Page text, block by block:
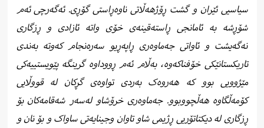
سیاسیی ئێران و گشت ڕۆژهەڵاتی ناوەڕاستی گۆڕی. ئەگەرچی ئەم
شۆڕشە بە ئامانجی ڕاستەقینەی خۆی واتە ئازادی و ڕزگاری
نەگەیشت و ئاواتی جەماوەری ڕاپەڕیو سەرەنجام کەوتە بەندی
تاریکستانێکی خۆفناکەوە، بەڵام ئەم ڕووداوە گرینگە پێویستییەکی
مێژوویی بوو کە هەروەک بەردی تواوەی گڕکان لە قووڵایی
کۆمەڵگاوە هەڵچووبوو. جەماوەری خرۆشاو لەسەر شەقامەکان بۆ
ڕزگاری لە دیکتاتۆریی ڕژیمی شاو تاوان وجینایەتی ساواک و بۆ نان و